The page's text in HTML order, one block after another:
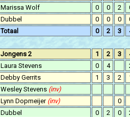
Marissa Wolf
0 0 2
Dubbel
0 0 0
Totaal
0 2 3
Jongens 2 1 2 3
Laura Stevens
0 4
Debby Gerrits
1 3 2
Wesley Stevens (inv)
Lynn Dopmeijer (inv)
0
Dubbel
0 2 0